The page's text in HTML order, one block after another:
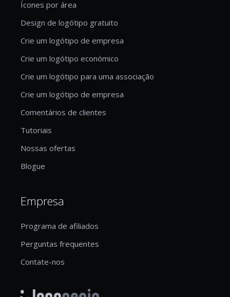
Ícones por área
Design de logótipo gratuito
Crie um logótipo de empresa
Crie um logótipo económico
Crie um logótipo para uma associação
Crie um logótipo de empresa
Comentários de clientes
Tutoriais
Nossas ofertas
Blogue
Empresa
Programa de afiliados
Perguntas frequentes
Contate-nos